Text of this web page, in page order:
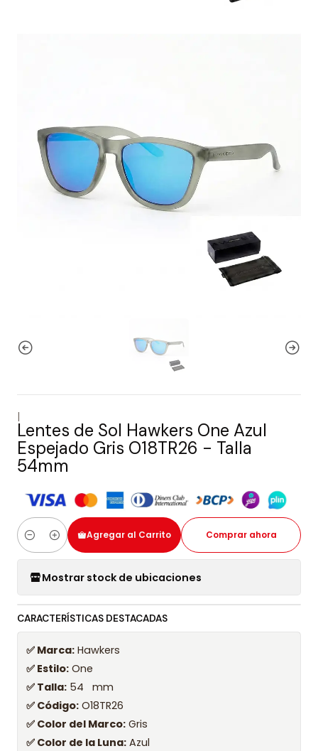
|
Lentes de Sol Hawkers One Azul
Espejado Gris O18TR26 - Talla
54mm
Cantidad
Agregar al Carrito Comprar ahora
Mostrar stock de ubicaciones
CARACTERÍSTICAS DESTACADAS
✅ Marca: Hawkers
✅ Estilo: One
✅ Talla: 54 mm
✅ Código: O18TR26
✅ Color del Marco: Gris
✅ Color de la Luna: Azul